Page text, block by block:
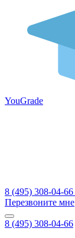
YouGrade
8 (495) 308-04-66
Перезвоните мне
8 (495) 308-04-66